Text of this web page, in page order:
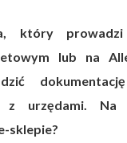
który
lub na
z urzędami. Na
sklepie?